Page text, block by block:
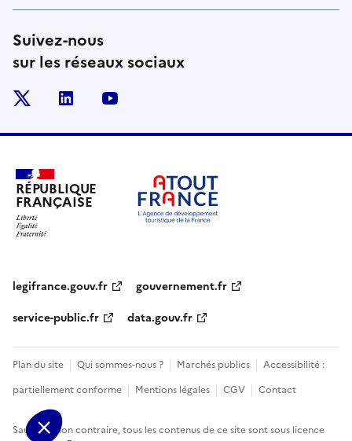
Suivez-nous
sur les réseaux sociaux
linkedin
RÉPUBLIQUE
FRANÇAISE
legifrance.gouv.fr
gouvernement.fr
service-public.fr
data.gouv.fr
Plan du site Qui sommes-nous ? Marchés publics
Accessibilité :
partiellement conforme
Mentions légales CGV Contact
Sauf mention contraire, tous les contenus de ce site sont sous licence